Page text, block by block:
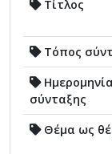
Τίτλος
Τόπος
Ημερομηνία
σύνταξης
Θέμα ως